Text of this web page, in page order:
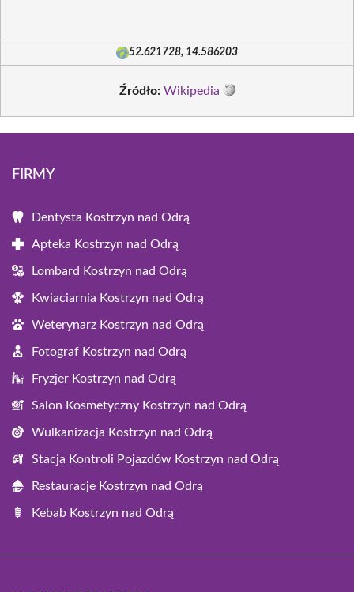
52.621728, 14.586203
Źródło: Wikipedia
FIRMY
Dentysta Kostrzyn nad Odrą
Apteka Kostrzyn nad Odrą
Lombard Kostrzyn nad Odrą
Kwiaciarnia Kostrzyn nad Odrą
Weterynarz Kostrzyn nad Odrą
Fotograf Kostrzyn nad Odrą
Fryzjer Kostrzyn nad Odrą
Salon Kosmetyczny Kostrzyn nad Odrą
Wulkanizacja Kostrzyn nad Odrą
Stacja Kontroli Pojazdów Kostrzyn nad Odrą
Restauracje Kostrzyn nad Odrą
Kebab Kostrzyn nad Odrą